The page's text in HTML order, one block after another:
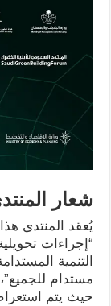
شعار
يُعقد المنتدى
“إجراءات
مستدام للجميع”،
حيث يتم